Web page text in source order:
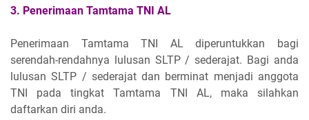
3. Penerimaan Tamtama TNI AL
Penerimaan Tamtama TNI AL diperuntukkan bagi
serendah-rendahnya lulusan SLTP / sederajat. Bagi anda
lulusan SLTP / sederajat dan berminat menjadi anggota
TNI pada tingkat Tamtama TNI AL, maka silahkan
daftarkan diri anda.